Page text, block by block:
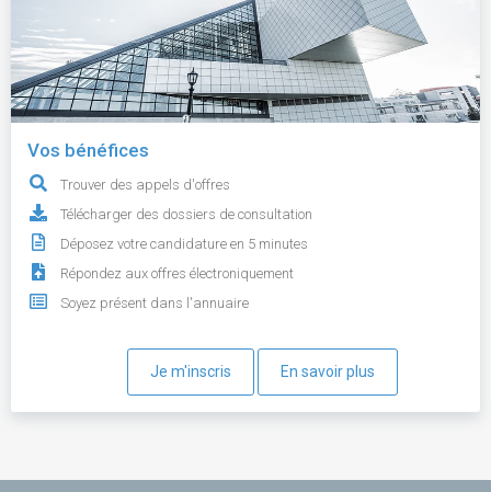
Vos bénéfices
Trouver des appels d'offres
Télécharger des dossiers de consultation
Déposez votre candidature en 5 minutes
Répondez aux offres électroniquement
Soyez présent dans l'annuaire
Je m'inscris En savoir plus